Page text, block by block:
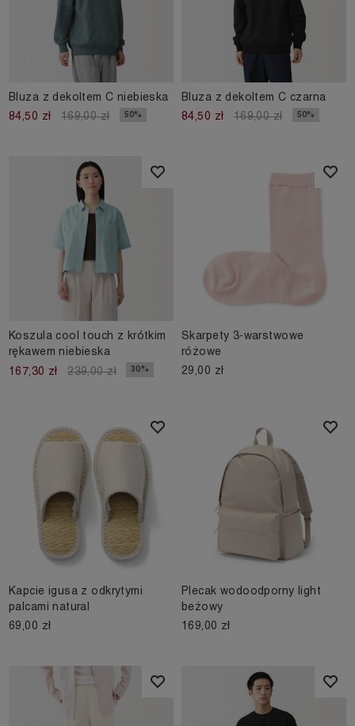
Bluza z dekoltem C niebieska
84,50 zł
169,00 zł 50%
Bluza z dekoltem C czarna
84,50 zł
169,00 zł 50%
Koszula cool touch z krótkim
rękawem niebieska
167,30 zł
239,00 zł 30%
Skarpety 3-warstwowe
różowe
29,00 zł
Kapcie igusa z odkrytymi
palcami natural
69,00 zł
Plecak wodoodporny light
beżowy
169,00 zł